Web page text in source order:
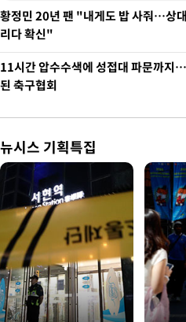
황정민 20년 팬 "내게도 밥 사줘…상
리다 확신"
11시간 압수수색에 성접대 파문까지
된 축구협회
뉴시스 기획특집